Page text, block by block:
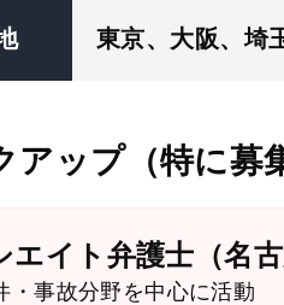
東京、大阪、埼
アップ（特に募
エイト弁護士（名古
・事故分野を中心に活動